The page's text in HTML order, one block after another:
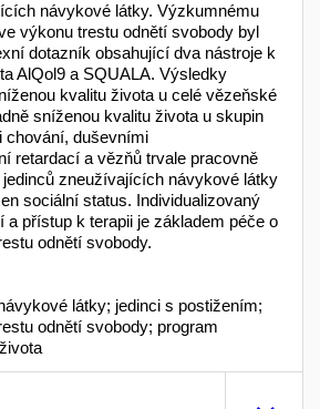
návykové látky. Výzkumnému
výkonu trestu odnětí svobody byl
dotazník obsahující dva nástroje k
AlQol9 a SQUALA. Výsledky
kvalitu života u celé vězeňské
sníženou kvalitu života u skupin
chování, duševními
retardací a vězňů trvale pracovně
jedinců zneužívajících návykové látky
sociální status. Individualizovaný
a přístup k terapii je základem péče o
odnětí svobody.
látky; jedinci s postižením;
odnětí svobody; program